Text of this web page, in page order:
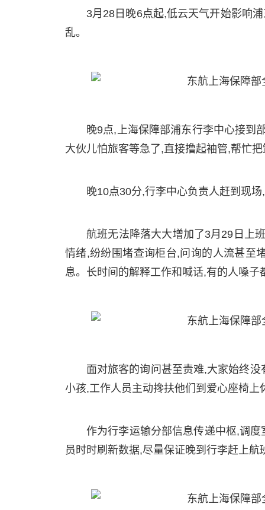
3月28日晚6点起,低云天气开始影响
乱。
晚9点,上海保障部浦东行李中心接到
大伙儿怕旅客等急了,直接撸起袖管,帮忙
晚10点30分,行李中心负责人赶到现
航班无法降落大大增加了3月29日上
情绪,纷纷围堵查询柜台,问询的人流甚至
息。长时间的解释工作和喊话,有的人嗓子
面对旅客的询问甚至责难,大家始终
小孩,工作人员主动搀扶他们到爱心座椅
作为行李运输分部信息传递中枢,调
员时时刷新数据,尽量保证晚到行李赶上